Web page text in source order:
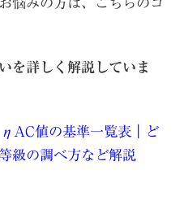
を詳しく解説していま
値の基準一覧表｜ど
級の調べ方など解説